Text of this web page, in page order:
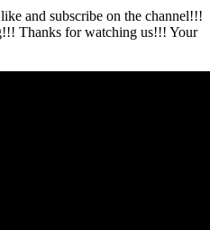
and subscribe on the channel!!!
Thanks for watching us!!! Your